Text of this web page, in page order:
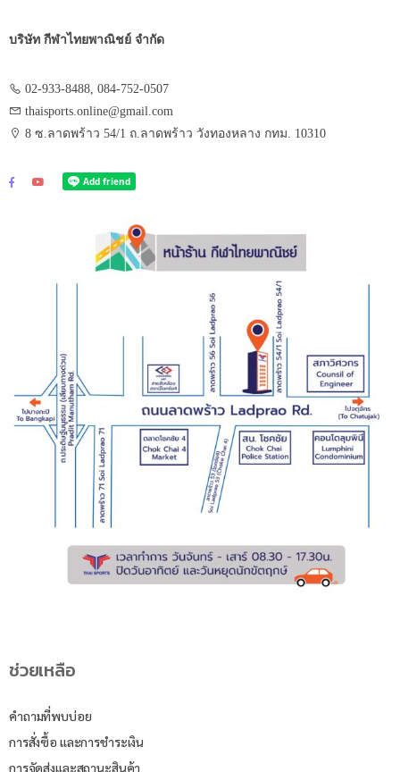
บริษัท กีฬาไทยพาณิชย์ จำกัด
02-933-8488, 084-752-0507
thaisports.online@gmail.com
8 ซ.ลาดพร้าว 54/1 ถ.ลาดพร้าว วังทองหลาง กทม. 10310
ช่วยเหลือ
คำถามที่พบบ่อย
การสั่งซื้อ และการชำระเงิน
การจัดส่งและสถานะสินค้า